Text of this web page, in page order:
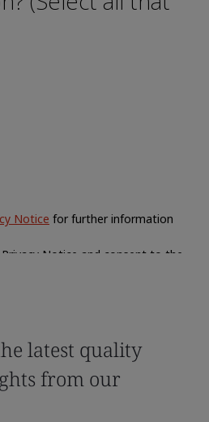
latest quality
from our